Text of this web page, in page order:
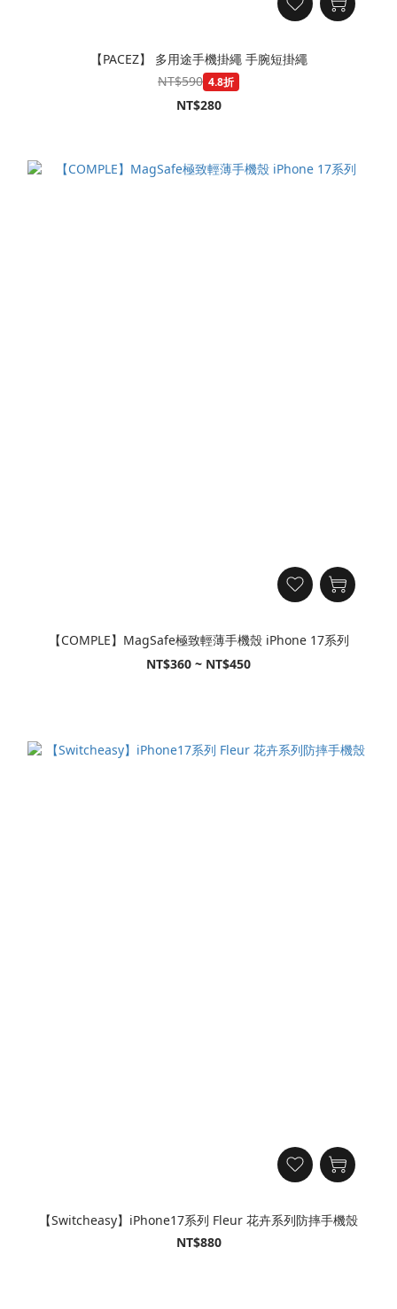
【PACEZ】 多用途手機掛繩 手腕短掛繩
NT$590 4.8折
NT$280
【COMPLE】MagSafe極致輕薄手機殼 iPhone 17系列
NT$360 ~ NT$450
【Switcheasy】iPhone17系列 Fleur 花卉系列防摔手機殼
NT$880